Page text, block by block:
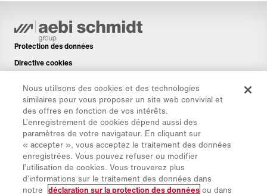
Protection des données
Directive cookies
Avis de non-responsabilité
Newsletter
Pièces de rechange
Espace de téléchargement
Calculateur de CO₂
Calculateur de TCO
Nous utilisons des cookies et des technologies
similaires pour vous proposer un site web convivial et
des offres en fonction de vos intérêts.
L’enregistrement de cookies dépend aussi des
paramètres de votre navigateur. En cliquant sur
« accepter », vous acceptez le traitement des données
enregistrées. Vous pouvez refuser ou modifier
l’utilisation de cookies. Vous trouverez plus
d’informations sur le traitement des données dans
notre déclaration sur la protection des données ou dans